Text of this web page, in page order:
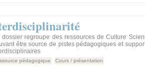
dossier regroupe des ressources de Culture
être source de pistes pédagogiques et
pédagogique Cours / présentation